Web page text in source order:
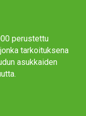
perustettu
tarkoituksena
asukkaiden